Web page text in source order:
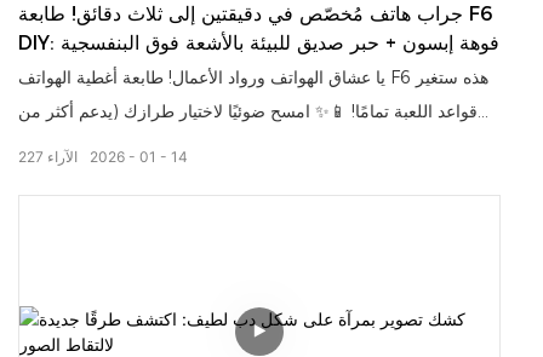
جراب هاتف مُخصّص في دقيقتين إلى ثلاث دقائق! طابعة F6
DIY: فوهة إبسون + حبر صديق للبيئة بالأشعة فوق البنفسجية
يا عشاق الهواتف ورواد الأعمال! طابعة أغطية الهواتف F6 هذه ستغير
قواعد اللعبة تمامًا! 📱✨ امسح ضوئيًا لاختيار طرازك (يدعم أكثر من
12 لغة!)، وقم بتحميل الصور أو اختيار القوالب، وادفع بالطريقة التي
مزدوجة للعدسة وجاذبية مغناطيسية MagSafe! للمستخدمين: احصل
على حقيبة فريدة من نوعها فوراً! للشركات: خدمة تعمل على مدار
2026 01 14
227 الآراء